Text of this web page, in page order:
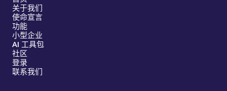
关于我们
使命宣言
功能
小型企业
AI 工具包
社区
登录
联系我们